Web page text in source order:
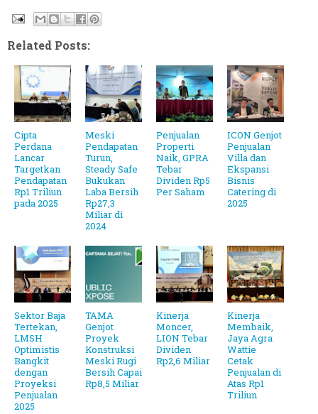
Related Posts:
Cipta
Perdana
Lancar
Targetkan
Pendapatan
Rp1 Triliun
pada 2025
Meski
Pendapatan
Turun,
Steady Safe
Bukukan
Laba Bersih
Rp27,3
Miliar di
2024
Penjualan
Properti
Naik, GPRA
Tebar
Dividen Rp5
Per Saham
ICON Genjot
Penjualan
Villa dan
Ekspansi
Bisnis
Catering di
2025
Sektor Baja
Tertekan,
LMSH
Optimistis
Bangkit
dengan
Proyeksi
Penjualan
2025
TAMA
Genjot
Proyek
Konstruksi
Meski Rugi
Bersih Capai
Rp8,5 Miliar
Kinerja
Moncer,
LION Tebar
Dividen
Rp2,6 Miliar
Kinerja
Membaik,
Jaya Agra
Wattie
Cetak
Penjualan di
Atas Rp1
Triliun